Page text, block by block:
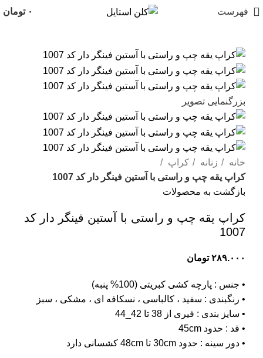
فهرست ۰ تومان
بزرگنمایی تصویر
خانه زنانه
کراپ
کراپ یقه چپ و راستی با آستین فینگر دار کد 1007
بازگشت به محصولات
کراپ یقه چپ و راستی با آستین فینگر دار کد
1007
۲۸۹.۰۰۰ تومان
• جنس : پارچه کشی کبریتی (100% پنبه)
• رنگبندی : سفید ، کالباسی ، نسکافه ای ، مشکی ، سبز
• سایز بندی : فیری از 38 تا 42_44
• قد : حدود 45cm
• دور سینه : حدود 30cm تا 48cm کشسانی دارد